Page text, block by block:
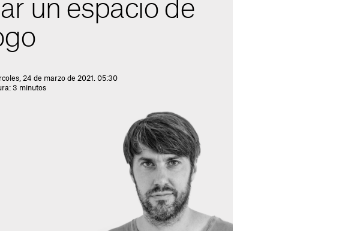
un espacio de
24 de marzo de 2021. 05:30
3 minutos